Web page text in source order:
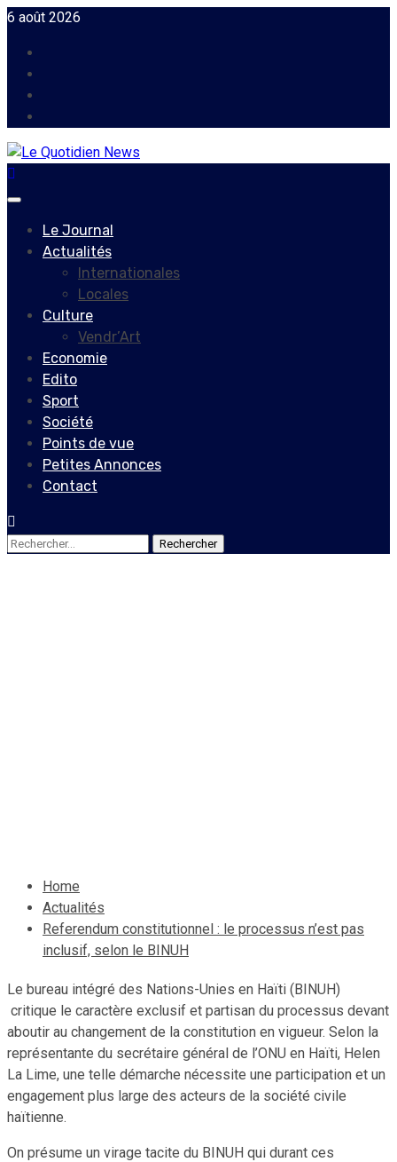
Skip
content
6 août 2026
Primary
Le Journal
Actualités
Internationales
Locales
Culture
Vendr’Art
Economie
Edito
Sport
Société
Points de vue
Petites Annonces
Contact
Rechercher :
Home
Actualités
Referendum constitutionnel : le processus n’est pas
inclusif, selon le BINUH
Le bureau intégré des Nations-Unies en Haïti (BINUH)
critique le caractère exclusif et partisan du processus devant
aboutir au changement de la constitution en vigueur. Selon la
représentante du secrétaire général de l’ONU en Haïti, Helen
La Lime, une telle démarche nécessite une participation et un
engagement plus large des acteurs de la société civile
haïtienne.
On présume un virage tacite du BINUH qui durant ces